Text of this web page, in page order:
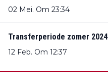
02 Mei. Om 23:34
Transferperiode zomer 2024
12 Feb. Om 12:37